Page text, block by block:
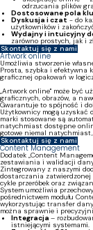
odrzucania plików
Dostosowane pola
Dyskusja i czat - do
użytkowników i
Wydajny i intuicyjny
zarówno prostych, jak i
Skontaktuj się z nami
Artwork online
Umożliwia stworzenie
Prosta, szybka i efektywna
graficznej opakowań w
„Artwork online" może być
graficznych, obrazów, a
Gwarantuje to spójność i
Użytkownicy mogą
marki stosowane są
natychmiast dostępne
gotowe niemal
Skontaktuj się z nami
Content Management
Dodatek „Content
zestawiania i walidacji
Zintegrowany z naszymi
dostarczania zatwierdzonej
cykle przeróbek oraz
System umożliwia
pośrednictwem modułu
wykorzystując transfer
można sprawnie i
Integracja –
istniejącymi systemami.